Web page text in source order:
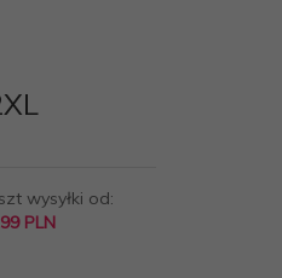
wysyłki od:
PLN